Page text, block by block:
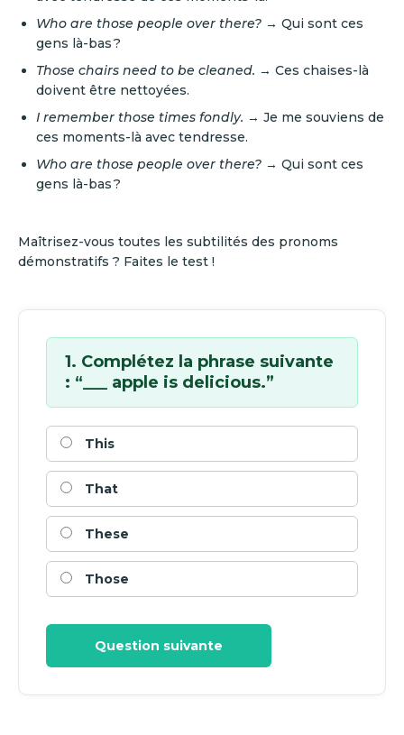
Who are those people over there? → Qui sont ces
gens là-bas ?
Those chairs need to be cleaned. → Ces chaises-là
doivent être nettoyées.
I remember those times fondly. → Je me souviens de
ces moments-là avec tendresse.
Who are those people over there? → Qui sont ces
gens là-bas ?
Maîtrisez-vous toutes les subtilités des pronoms
démonstratifs ? Faites le test !
1. Complétez la phrase suivante
: “___ apple is delicious.”
This
That
These
Those
Question suivante